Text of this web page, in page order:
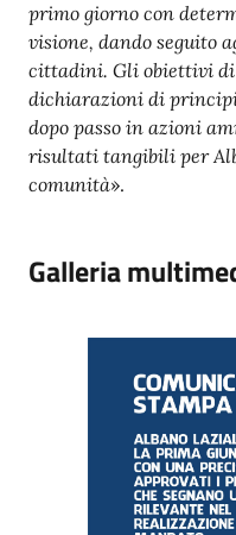
primo giorno con
visione, dando seguito
cittadini. Gli obiettivi
dichiarazioni di
dopo passo in azioni
risultati tangibili per
comunità».
Galleria